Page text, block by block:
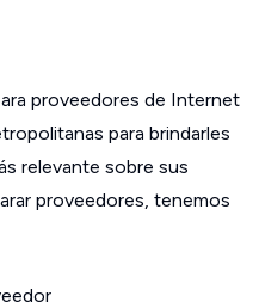
proveedores de Internet
para brindarles
relevante sobre sus
proveedores, tenemos